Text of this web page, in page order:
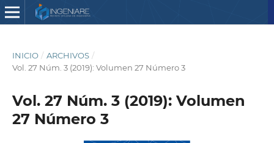
INICIO / ARCHIVOS /
Vol. 27 Núm. 3 (2019): Volumen 27 Número 3
Vol. 27 Núm. 3 (2019): Volumen
27 Número 3